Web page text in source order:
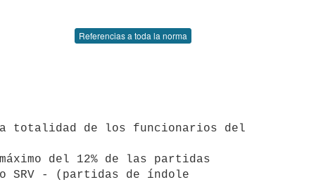
Referencias a toda la norma
SRV - (partidas de índole